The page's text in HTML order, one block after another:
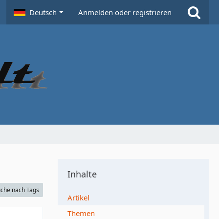
Deutsch Anmelden oder registrieren
nach Tags
Inhalte
Artikel
Themen